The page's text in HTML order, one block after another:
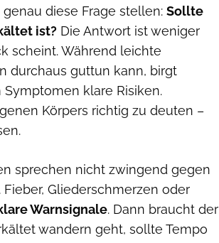
diese Frage stellen: Sollte
ist? Die Antwort ist weniger
scheint. Während leichte
durchaus guttun kann, birgt
klare Risiken.
Körpers richtig zu deuten –
sprechen nicht zwingend gegen
Gliederschmerzen oder
Warnsignale. Dann braucht der
wandern geht, sollte Tempo